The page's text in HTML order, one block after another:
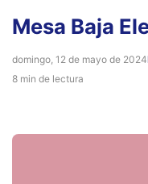
Mesa Baja
domingo, 12 de mayo de 2024
8 min de lectura